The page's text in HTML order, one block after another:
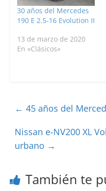
30 años del Mercedes
190 E 2.5-16 Evolution II
13 de marzo de 2020
En «Clásicos»
← 45 años del
Nissan e-NV200 XL
urbano →
También te